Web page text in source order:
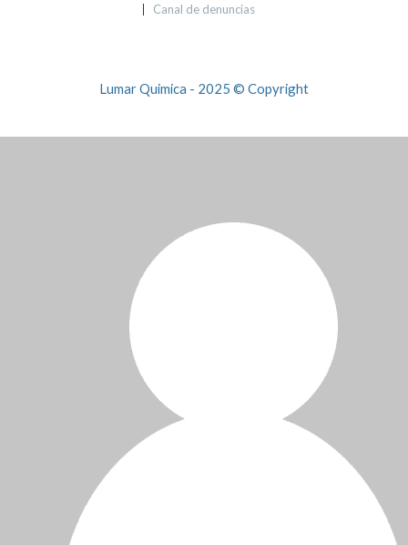
Canal de denuncias
Lumar Quimica - 2025 © Copyright